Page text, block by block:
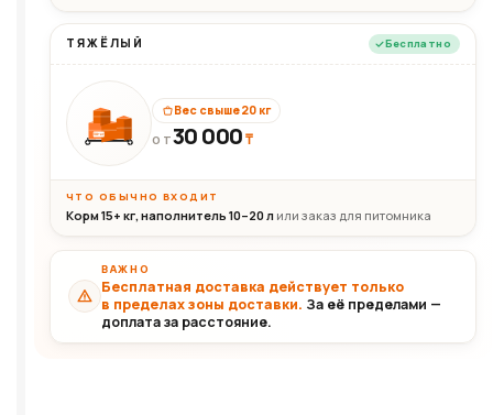
ТЯЖЁЛЫЙ Бесплатно
30+кг
Вес свыше 20 кг
ОТ30 000₸
ЧТО ОБЫЧНО ВХОДИТ
Корм 15+ кг, наполнитель 10–20 л или заказ для питомника
ВАЖНО
Бесплатная доставка действует только
в пределах зоны доставки. За её пределами —
доплата за расстояние.